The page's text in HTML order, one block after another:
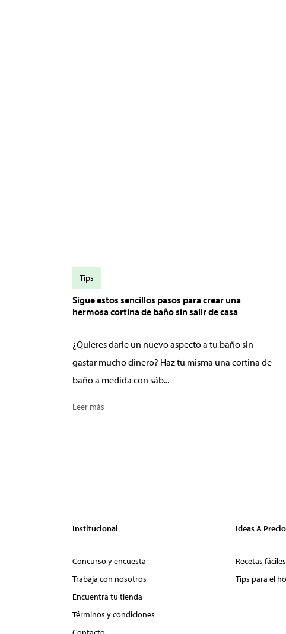
Sigue estos sencillos pasos para crear una
hermosa cortina de baño sin salir de casa
¿Quieres darle un nuevo aspecto a tu baño sin
gastar mucho dinero? Haz tu misma una cortina de
baño a medida con sáb...
Leer más
Tips
Institucional
Concurso y encuesta
Trabaja con nosotros
Encuentra tu tienda
Términos y condiciones
Ideas A
Recetas
Tips para el